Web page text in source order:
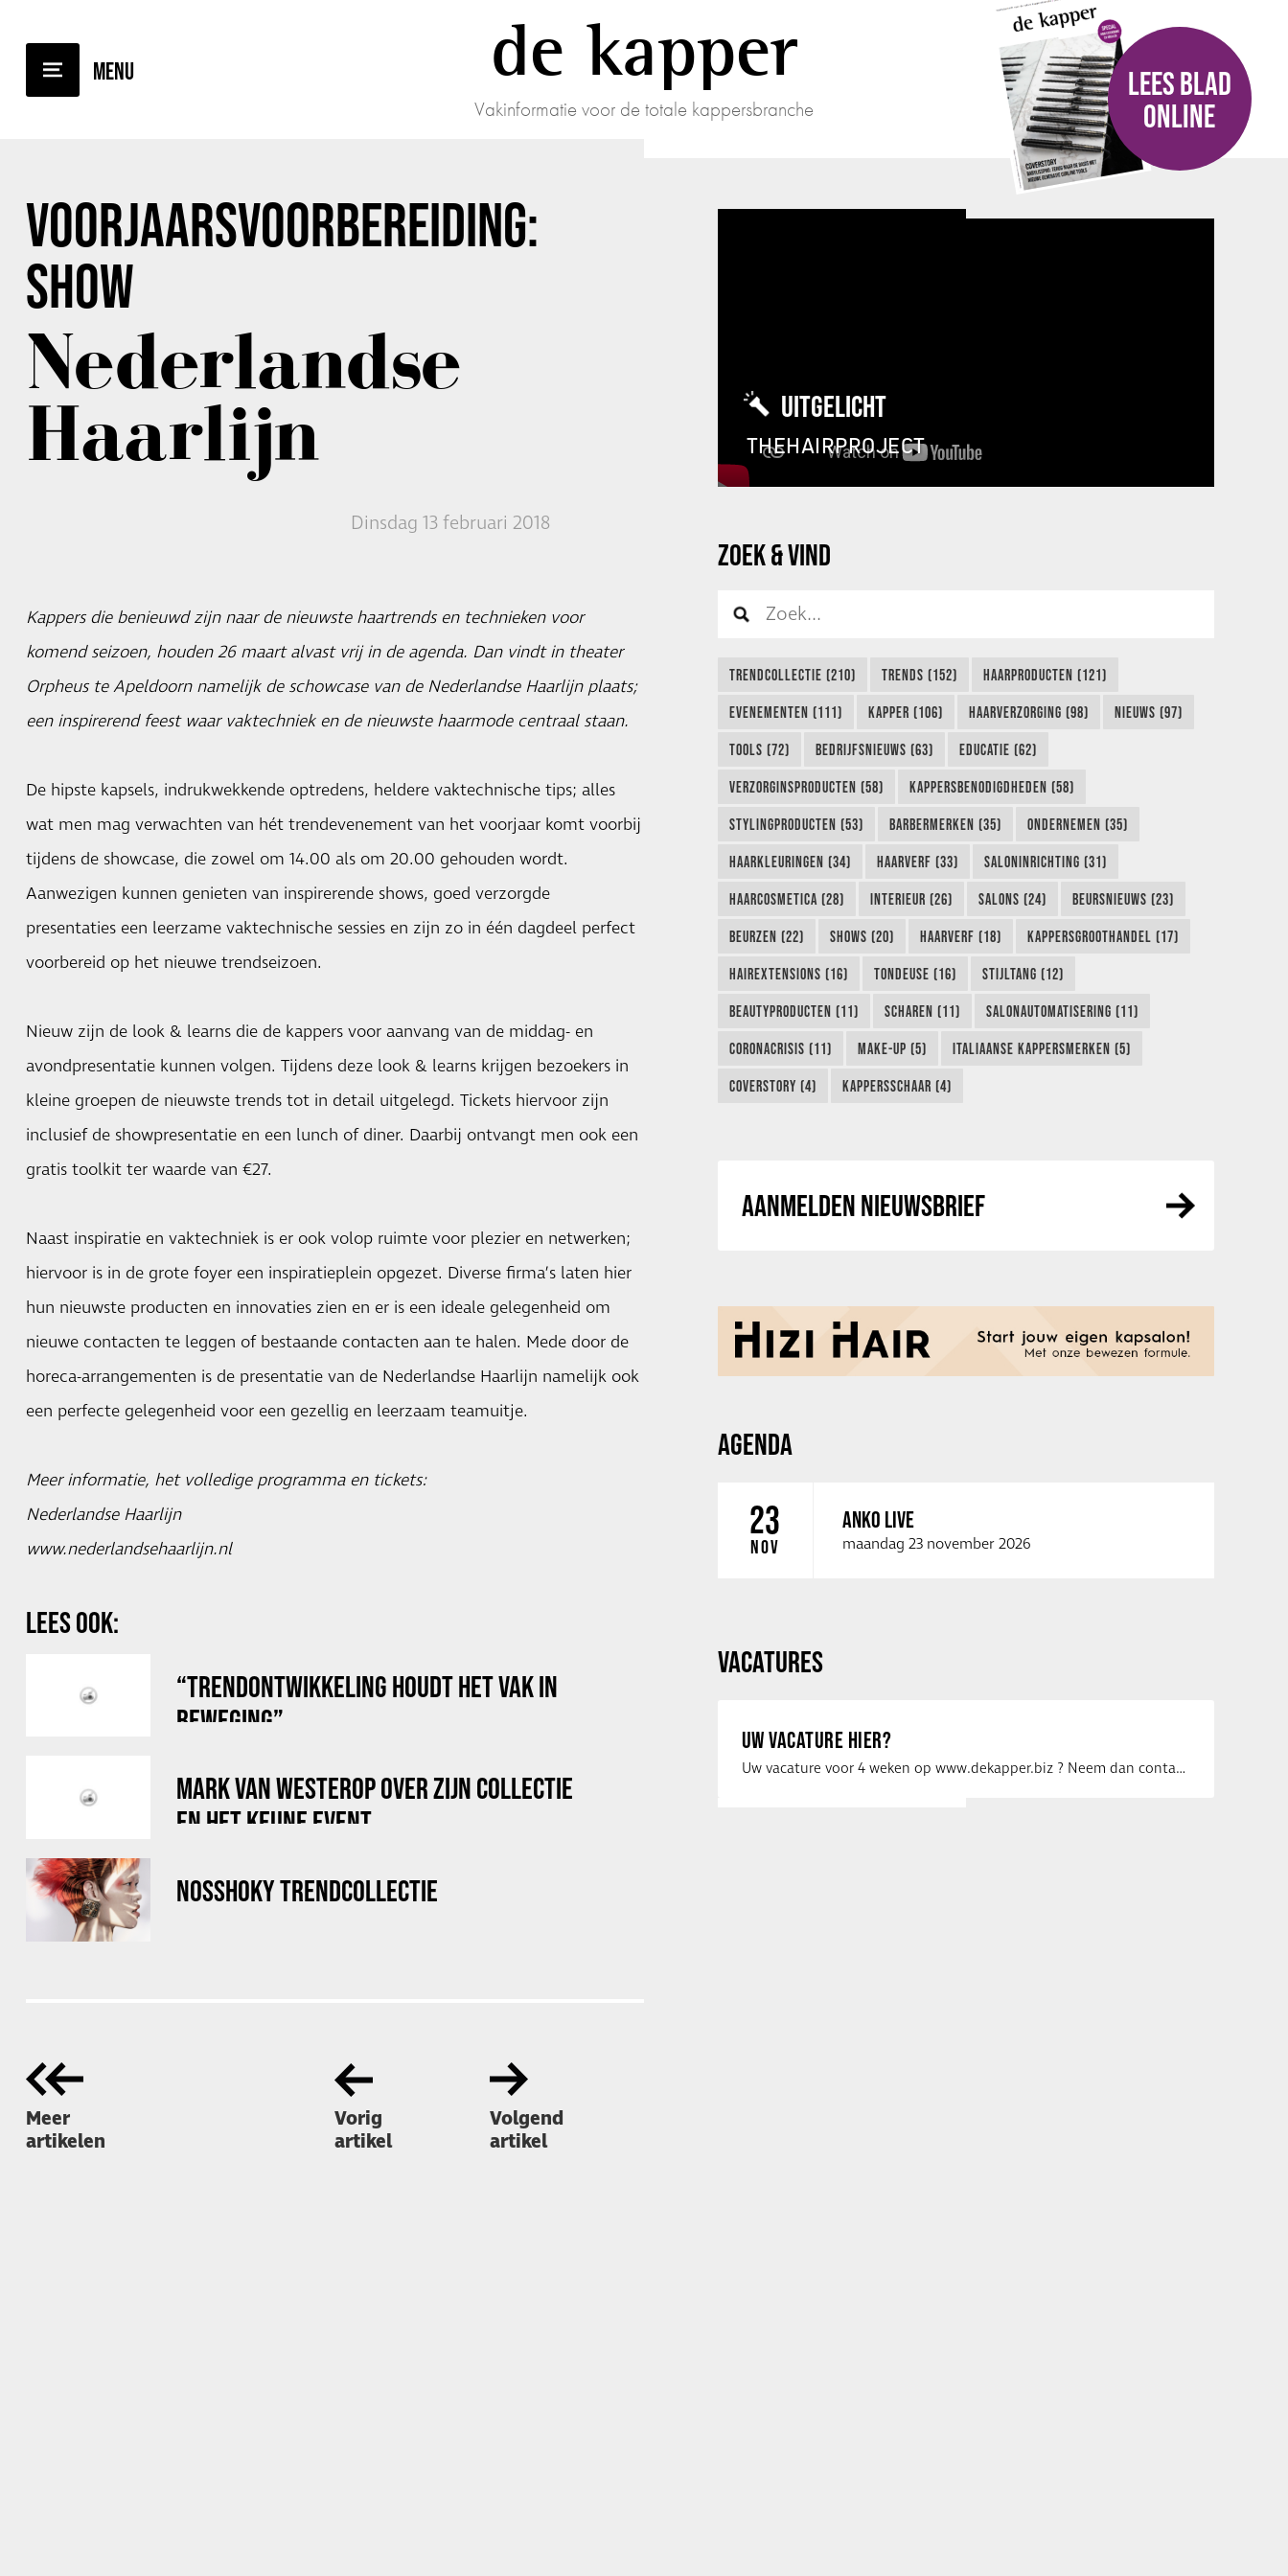
de kapper
Vakinformatie voor de totale kappersbranche
LEES BLAD
ONLINE
VOORJAARSVOORBEREIDING:
SHOW
Nederlandse
Haarlijn
Dinsdag 13 februari 2018
Kappers die benieuwd zijn naar de nieuwste haartrends en technieken voor
komend seizoen, houden 26 maart alvast vrij in de agenda. Dan vindt in theater
Orpheus te Apeldoorn namelijk de schowcase van de Nederlandse Haarlijn plaats;
een inspirerend feest waar vaktechniek en de nieuwste haarmode centraal staan.
De hipste kapsels, indrukwekkende optredens, heldere vaktechnische tips; alles
wat men mag verwachten van hét trendevenement van het voorjaar komt voorbij
tijdens de showcase, die zowel om 14.00 als om 20.00 gehouden wordt.
Aanwezigen kunnen genieten van inspirerende shows, goed verzorgde
presentaties een leerzame vaktechnische sessies en zijn zo in één dagdeel perfect
voorbereid op het nieuwe trendseizoen.
Nieuw zijn de look & learns die de kappers voor aanvang van de middag- en
avondpresentatie kunnen volgen. Tijdens deze look & learns krijgen bezoekers in
kleine groepen de nieuwste trends tot in detail uitgelegd. Tickets hiervoor zijn
inclusief de showpresentatie en een lunch of diner. Daarbij ontvangt men ook een
gratis toolkit ter waarde van €27.
Naast inspiratie en vaktechniek is er ook volop ruimte voor plezier en netwerken;
hiervoor is in de grote foyer een inspiratieplein opgezet. Diverse firma’s laten hier
hun nieuwste producten en innovaties zien en er is een ideale gelegenheid om
nieuwe contacten te leggen of bestaande contacten aan te halen. Mede door de
horeca-arrangementen is de presentatie van de Nederlandse Haarlijn namelijk ook
een perfecte gelegenheid voor een gezellig en leerzaam teamuitje.
Meer informatie, het volledige programma en tickets:
Nederlandse Haarlijn
www.nederlandsehaarlijn.nl
LEES OOK:
“TRENDONTWIKKELING HOUDT HET VAK IN
BEWEGING”
MARK VAN WESTEROP OVER ZIJN COLLECTIE
EN HET KEUNE EVENT
NOSSHOKY TRENDCOLLECTIE
Meer
artikelen
Vorig
artikel
Volgend
artikel
UITGELICHT
THEHAIRPROJECT
ZOEK & VIND
TRENDCOLLECTIE (210) TRENDS (152) HAARPRODUCTEN (121)
EVENEMENTEN (111) KAPPER (106) HAARVERZORGING (98) NIEUWS (97)
TOOLS (72) BEDRIJFSNIEUWS (63) EDUCATIE (62)
VERZORGINSPRODUCTEN (58) KAPPERSBENODIGDHEDEN (58)
STYLINGPRODUCTEN (53) BARBERMERKEN (35) ONDERNEMEN (35)
HAARKLEURINGEN (34) HAARVERF (33) SALONINRICHTING (31)
HAARCOSMETICA (28) INTERIEUR (26) SALONS (24) BEURSNIEUWS (23)
BEURZEN (22) SHOWS (20) HAARVERF (18) KAPPERSGROOTHANDEL (17)
HAIREXTENSIONS (16) TONDEUSE (16) STIJLTANG (12)
BEAUTYPRODUCTEN (11) SCHAREN (11) SALONAUTOMATISERING (11)
CORONACRISIS (11) MAKE-UP (5) ITALIAANSE KAPPERSMERKEN (5)
COVERSTORY (4) KAPPERSSCHAAR (4)
AANMELDEN NIEUWSBRIEF
AGENDA
23
NOV
ANKO LIVE
maandag 23 november 2026
VACATURES
UW VACATURE HIER?
Uw vacature voor 4 weken op www.dekapper.biz ? Neem dan contact op met Maaike …